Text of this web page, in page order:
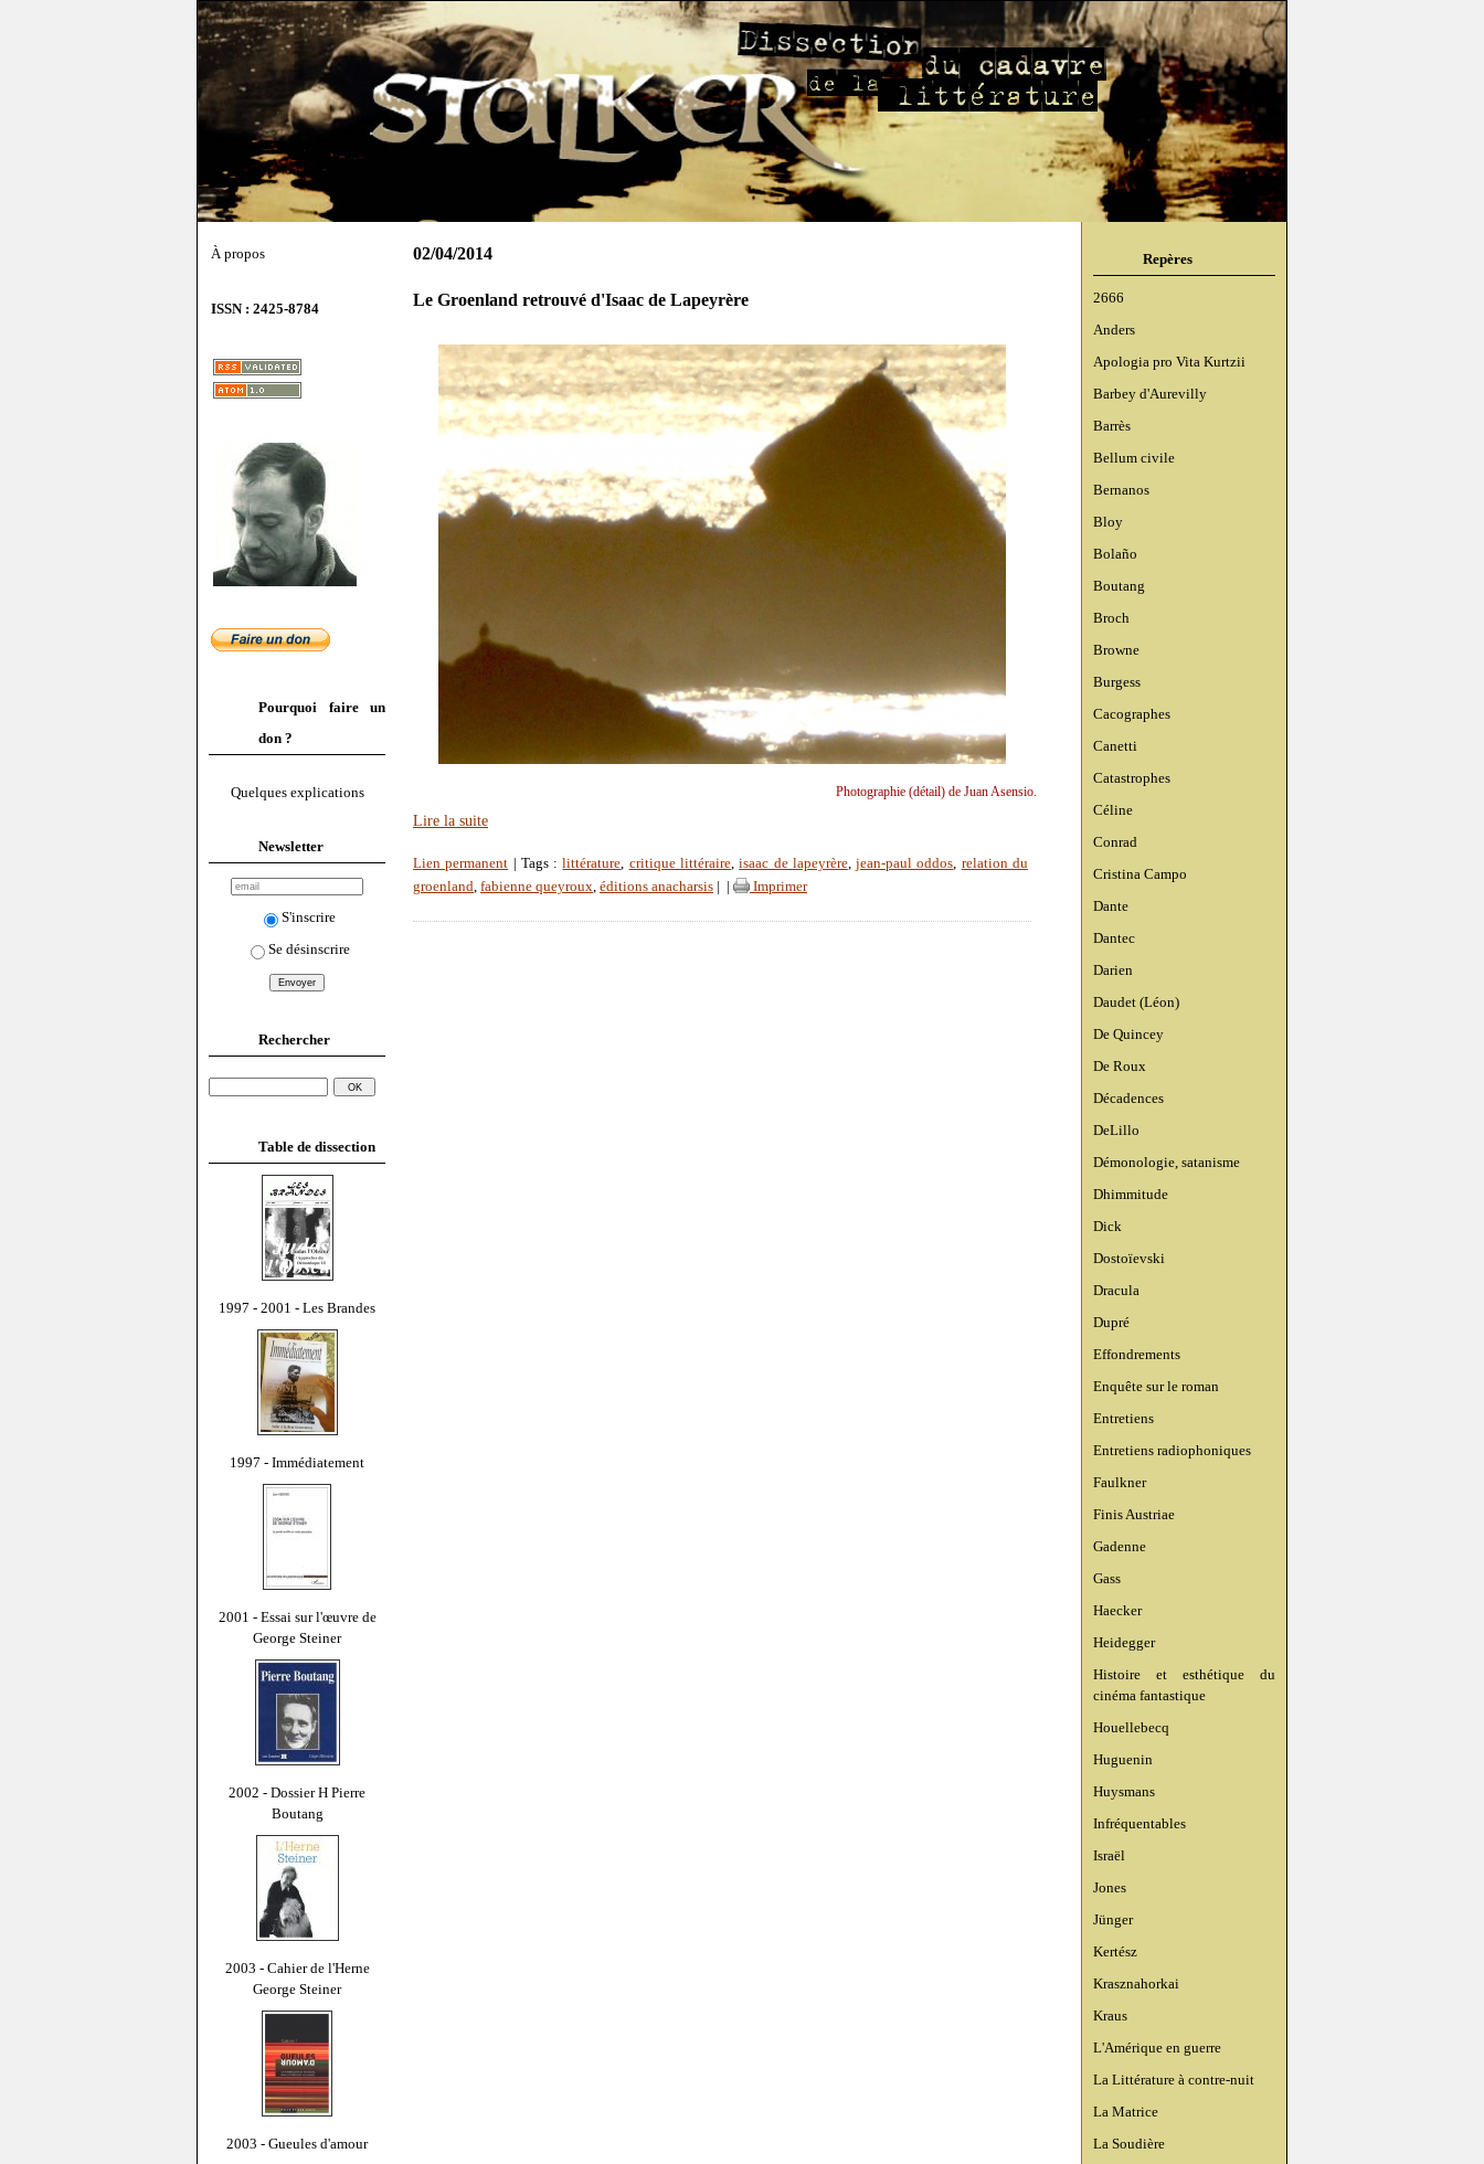
À propos
ISSN : 2425-8784
Pourquoi faire un
don ?
Quelques explications
Newsletter
S'inscrire
Se désinscrire
Rechercher
Table de dissection
1997 - 2001 - Les Brandes
1997 - Immédiatement
2001 - Essai sur l'œuvre de
George Steiner
2002 - Dossier H Pierre
Boutang
2003 - Cahier de l'Herne
George Steiner
2003 - Gueules d'amour
Repères
2666
Anders
Apologia pro Vita Kurtzii
Barbey d'Aurevilly
Barrès
Bellum civile
Bernanos
Bloy
Bolaño
Boutang
Broch
Browne
Burgess
Cacographes
Canetti
Catastrophes
Céline
Conrad
Cristina Campo
Dante
Dantec
Darien
Daudet (Léon)
De Quincey
De Roux
Décadences
DeLillo
Démonologie, satanisme
Dhimmitude
Dick
Dostoïevski
Dracula
Dupré
Effondrements
Enquête sur le roman
Entretiens
Entretiens radiophoniques
Faulkner
Finis Austriae
Gadenne
Gass
Haecker
Heidegger
Histoire et esthétique du
cinéma fantastique
Houellebecq
Huguenin
Huysmans
Infréquentables
Israël
Jones
Jünger
Kertész
Krasznahorkai
Kraus
L'Amérique en guerre
La Littérature à contre-nuit
La Matrice
La Soudière
02/04/2014
Le Groenland retrouvé d'Isaac de Lapeyrère
Photographie (détail) de Juan Asensio.
Lire la suite
Lien permanent | Tags :littérature, critique littéraire,isaac de lapeyrère,jean-paul oddos, relation du
groenland, fabienne queyroux, éditions anacharsis Imprimer